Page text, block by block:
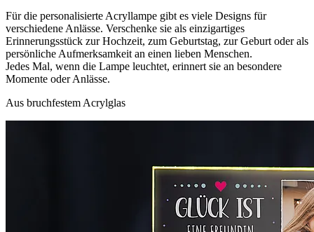
Für die personalisierte Acryllampe gibt es viele Designs für
verschiedene Anlässe. Verschenke sie als einzigartiges
Erinnerungsstück zur Hochzeit, zum Geburtstag, zur Geburt oder als
persönliche Aufmerksamkeit an einen lieben Menschen.
Jedes Mal, wenn die Lampe leuchtet, erinnert sie an besondere
Momente oder Anlässe.
Aus bruchfestem Acrylglas